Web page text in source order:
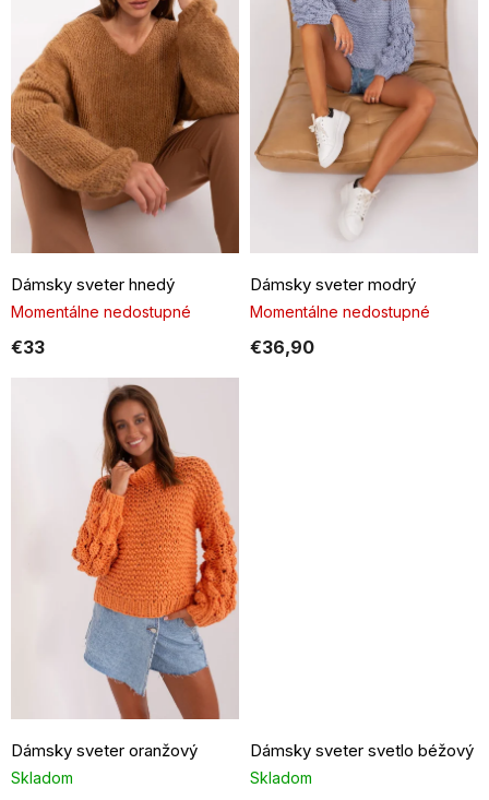
o
d
u
k
Dámsky sveter hnedý
Momentálne nedostupné
€33
Dámsky sveter modrý
Momentálne nedostupné
€36,90
Dámsky sveter oranžový
Skladom
Dámsky sveter svetlo béžový
Skladom